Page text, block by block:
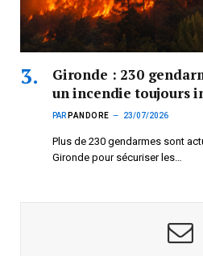
Gironde : 230
un incendie toujours
PAR PANDORE 23/07/2026
Plus de 230 gendarmes sont
Gironde pour sécuriser les…